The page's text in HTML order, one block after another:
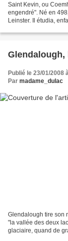
Saint Kevin, ou
engendré". Né en
Leinster. Il étudia,
Publié le 23/01/2008
Par madame_dulac
Glendalough tire son
"la vallée des deux
glaciaire, quand de